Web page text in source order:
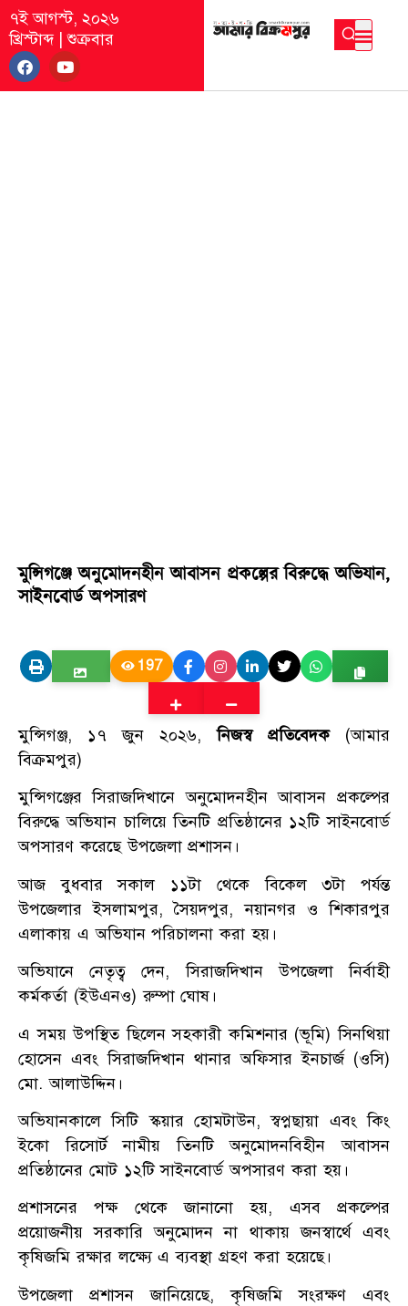
৭ই আগস্ট, ২০২৬
খ্রিস্টাব্দ|শুক্রবার
মুন্সিগঞ্জে অনুমোদনহীন আবাসন প্রকল্পের বিরুদ্ধে অভিযান,
সাইনবোর্ড অপসারণ
197
মুন্সিগঞ্জ, ১৭ জুন ২০২৬,নিজস্ব প্রতিবেদক(আমার
বিক্রমপুর)
মুন্সিগঞ্জের সিরাজদিখানে অনুমোদনহীন আবাসন প্রকল্পের
বিরুদ্ধে অভিযান চালিয়ে তিনটি প্রতিষ্ঠানের ১২টি সাইনবোর্ড
অপসারণ করেছে উপজেলা প্রশাসন।
আজ বুধবার সকাল ১১টা থেকে বিকেল ৩টা পর্যন্ত
উপজেলার ইসলামপুর, সৈয়দপুর, নয়ানগর ও শিকারপুর
এলাকায় এ অভিযান পরিচালনা করা হয়।
অভিযানে নেতৃত্ব দেন, সিরাজদিখান উপজেলা নির্বাহী
কর্মকর্তা (ইউএনও) রুম্পা ঘোষ।
এ সময় উপস্থিত ছিলেন সহকারী কমিশনার (ভূমি) সিনথিয়া
হোসেন এবং সিরাজদিখান থানার অফিসার ইনচার্জ (ওসি)
মো. আলাউদ্দিন।
অভিযানকালে সিটি স্কয়ার হোমটাউন, স্বপ্নছায়া এবং কিং
ইকো রিসোর্ট নামীয় তিনটি অনুমোদনবিহীন আবাসন
প্রতিষ্ঠানের মোট ১২টি সাইনবোর্ড অপসারণ করা হয়।
প্রশাসনের পক্ষ থেকে জানানো হয়, এসব প্রকল্পের
প্রয়োজনীয় সরকারি অনুমোদন না থাকায় জনস্বার্থে এবং
কৃষিজমি রক্ষার লক্ষ্যে এ ব্যবস্থা গ্রহণ করা হয়েছে।
উপজেলা প্রশাসন জানিয়েছে, কৃষিজমি সংরক্ষণ এবং